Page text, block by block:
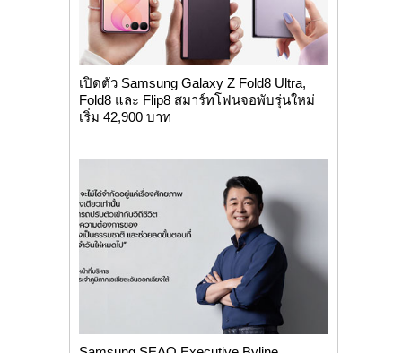
เปิดตัว Samsung Galaxy Z Fold8 Ultra,
Fold8 และ Flip8 สมาร์ทโฟนจอพับรุ่นใหม่
เริ่ม 42,900 บาท